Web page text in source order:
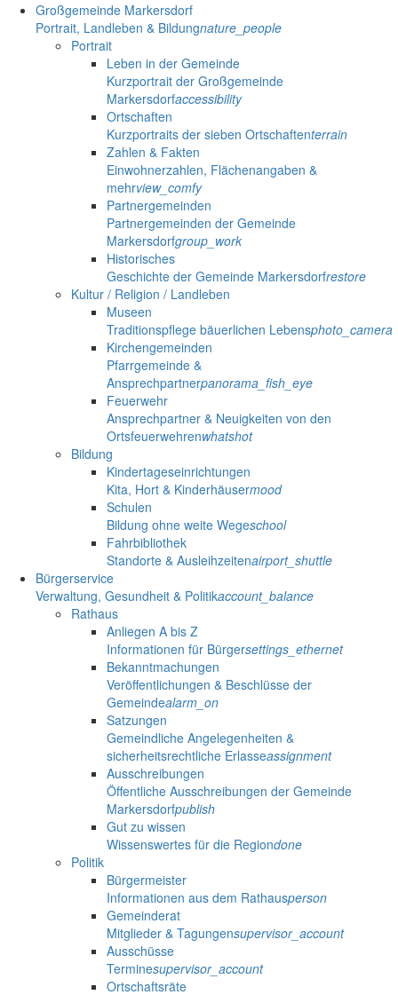
Großgemeinde Markersdorf
Portrait, Landleben & Bildungnature_people
Portrait
Leben in der Gemeinde
Kurzportrait der Großgemeinde
Markersdorfaccessibility
Ortschaften
Kurzportraits der sieben Ortschaftenterrain
Zahlen & Fakten
Einwohnerzahlen, Flächenangaben &
mehrview_comfy
Partnergemeinden
Partnergemeinden der Gemeinde
Markersdorfgroup_work
Historisches
Geschichte der Gemeinde Markersdorfrestore
Kultur / Religion / Landleben
Museen
Traditionspflege bäuerlichen Lebensphoto_camera
Kirchengemeinden
Pfarrgemeinde &
Ansprechpartnerpanorama_fish_eye
Feuerwehr
Ansprechpartner & Neuigkeiten von den
Ortsfeuerwehrenwhatshot
Bildung
Kindertageseinrichtungen
Kita, Hort & Kinderhäusermood
Schulen
Bildung ohne weite Wegeschool
Fahrbibliothek
Standorte & Ausleihzeitenairport_shuttle
Bürgerservice
Verwaltung, Gesundheit & Politikaccount_balance
Rathaus
Anliegen A bis Z
Informationen für Bürgersettings_ethernet
Bekanntmachungen
Veröffentlichungen & Beschlüsse der
Gemeindealarm_on
Satzungen
Gemeindliche Angelegenheiten &
sicherheitsrechtliche Erlasseassignment
Ausschreibungen
Öffentliche Ausschreibungen der Gemeinde
Markersdorfpublish
Gut zu wissen
Wissenswertes für die Regiondone
Politik
Bürgermeister
Informationen aus dem Rathausperson
Gemeinderat
Mitglieder & Tagungensupervisor_account
Ausschüsse
Terminesupervisor_account
Ortschaftsräte